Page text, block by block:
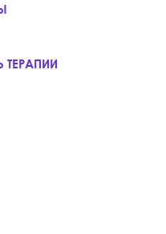
ТЕРАПИИ